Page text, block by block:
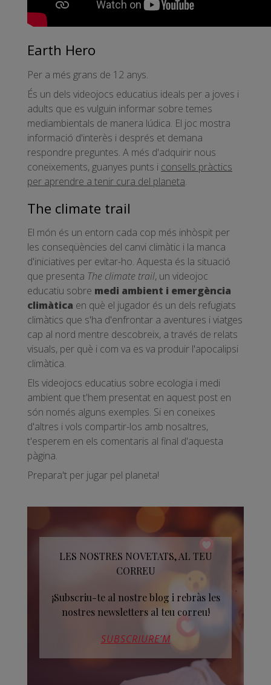
Earth Hero
Per a més grans de 12 anys.
És un dels videojocs educatius ideals per a joves i
adults que es vulguin informar sobre temes
mediambientals de manera lúdica. El joc mostra
informació d'interès i després et demana
respondre preguntes. A més d'adquirir nous
coneixements, guanyes punts i consells pràctics
per aprendre a tenir cura del planeta.
The climate trail
El món és un entorn cada cop més inhòspit per
les conseqüències del canvi climàtic i la manca
d'iniciatives per evitar-ho. Aquesta és la situació
que presenta The climate trail, un videojoc
educatiu sobre medi ambient i emergència
climàtica en què el jugador és un dels refugiats
climàtics que s'ha d'enfrontar a aventures i viatges
cap al nord mentre descobreix, a través de relats
visuals, per què i com va es va produir l'apocalipsi
climàtica.
Els videojocs educatius sobre ecologia i medi
ambient que t'hem presentat en aquest post en
són només alguns exemples. Si en coneixes
d'altres i vols compartir-los amb nosaltres,
t'esperem en els comentaris al final d'aquesta
pàgina.
Prepara't per jugar pel planeta!
LES NOSTRES NOVETATS, AL TEU
CORREU
¡Subscriu-te al nostre blog i rebràs les
nostres newsletters al teu correu!
SUBSCRIURE’M